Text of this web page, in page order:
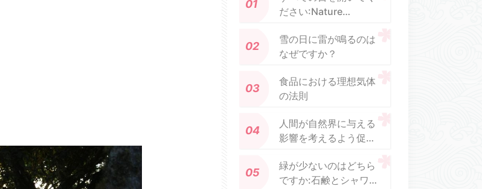
ださい:Nature
真コンテストからの
20 枚の崇高な画像
雪の日に雷が鳴るのは
なぜですか？
食品における理想気体
の法則
人間が自然界に与える
影響を考えるよう促す
ニッチである
「ISEW」で福祉を測
緑が少ないのはどちら
ですか:石鹸とシャワ